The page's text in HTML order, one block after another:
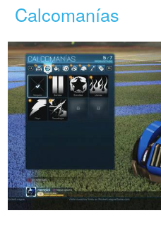
Calcomanías